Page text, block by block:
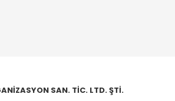
SAN. TİC. LTD. ŞTİ.